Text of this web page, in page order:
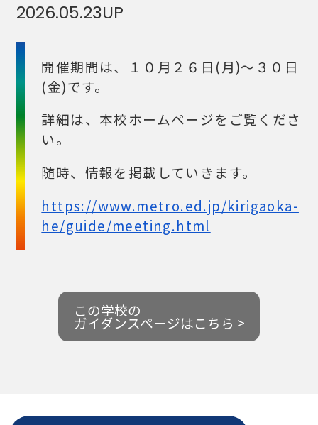
2026.05.23UP
開催期間は、１０月２６日(月)～３０日
(金)です。
詳細は、本校ホームページをご覧くださ
い。
随時、情報を掲載していきます。
https://www.metro.ed.jp/kirigaoka-
he/guide/meeting.html
この学校の
ガイダンスページはこちら >